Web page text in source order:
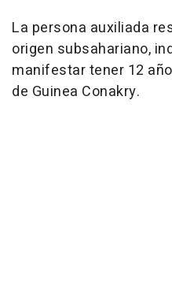
La persona auxiliada
origen subsahariano,
manifestar tener 12
de Guinea Conakry.